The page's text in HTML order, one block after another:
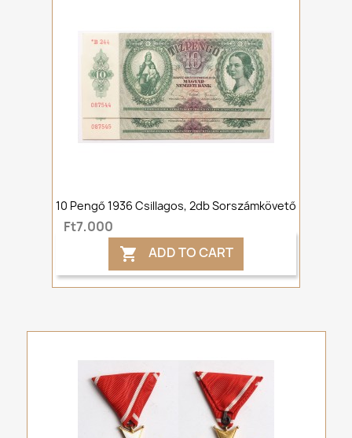
10 Pengő 1936 Csillagos, 2db Sorszámkövető
Ft7,000
 ADD TO CART